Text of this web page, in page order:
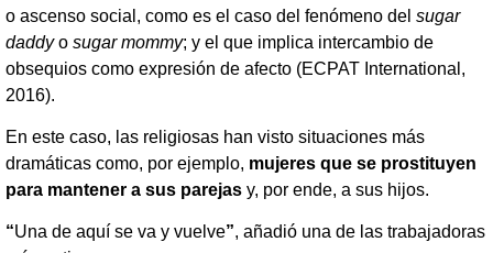
o ascenso social, como es el caso del fenómeno del sugar
daddyo sugar mommy; y el que implica intercambio de
obsequios como expresión de afecto (ECPAT International,
2016).
En este caso, las religiosas han visto situaciones más
dramáticas como, por ejemplo, mujeres que se prostituyen
para mantener a sus parejas y, por ende, a sus hijos.
“Una de aquí se va y vuelve”, añadió una de las trabajadoras